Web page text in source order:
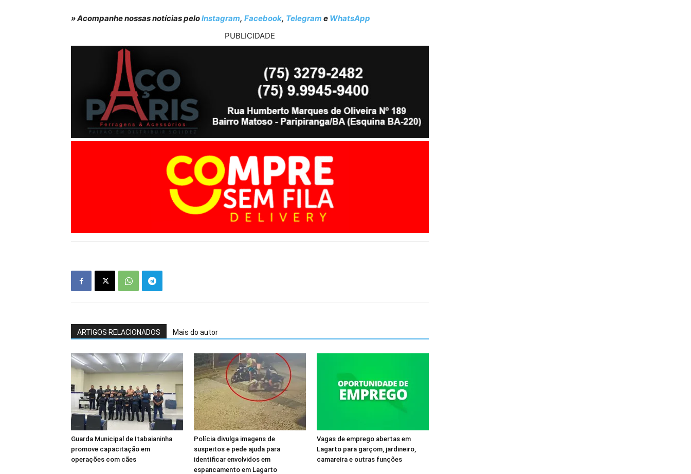
» Acompanhe nossas notícias peloInstagram, Facebook, Telegram e WhatsApp
PUBLICIDADE
ARTIGOS RELACIONADOS Mais do autor
Guarda Municipal de Itabaianinha
promove capacitação em
operações com cães
Polícia divulga imagens de
suspeitos e pede ajuda para
identificar envolvidos em
espancamento em Lagarto
Vagas de emprego abertas em
Lagarto para garçom, jardineiro,
camareira e outras funções